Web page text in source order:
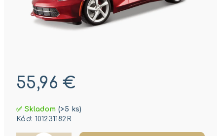
55,96 €
cena:
✅ Skladom(>5 ks)
Kód: 101231182R